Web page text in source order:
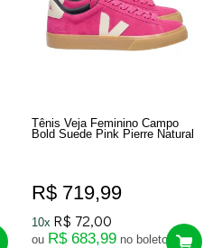
Tênis Veja Feminino Campo
Bold Suede Pink Pierre Natural
R$ 719,99
10x R$ 72,00
ou R$ 683,99 no boleto